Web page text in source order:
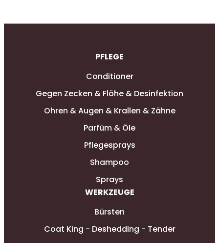
PFLEGE
Conditioner
Gegen Zecken & Flöhe & Desinfektion
Ohren & Augen & Krallen & Zähne
Parfüm & Öle
Pflegesprays
Shampoo
Sprays
WERKZEUGE
Bürsten
Coat King - Deshedding - Tender